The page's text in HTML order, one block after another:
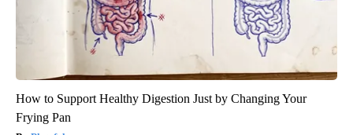
How to Support Healthy Digestion Just by Changing Your
Frying Pan